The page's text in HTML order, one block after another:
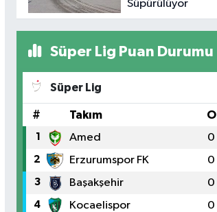
Süpürülüyor
Süper Lig Puan Durumu
Süper Lig
# Takım O
1 Amed 0
2 Erzurumspor FK 0
3 Başakşehir 0
4 Kocaelispor 0